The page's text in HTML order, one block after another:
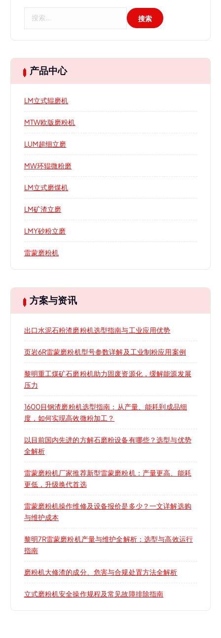
产品中心
LM立式辊磨机
MTW欧版磨粉机
LUM超细立磨
MW环辊微粉磨
LM立式磨煤机
LM矿渣立磨
LMY砂粉立磨
雷蒙磨粉机
方案与资讯
出口水泥石粉渣磨粉机选型指南与工业应用优势
页岩6R雷蒙磨粉机型号参数详解及工业制粉应用案例
黎明重工煤矿石磨粉机助力固废资源化，缓解能源发展
压力
1600目钢渣磨粉机选型指南：从产量、能耗到成品细
度，如何实现高效微粉加工？
以目前国内先进的方解石磨粉设备有哪些？选型与优势
全解析
雷蒙磨粉机厂家推荐新型雷蒙磨粉机：产量更高、能耗
更低，升级换代首选
雷蒙磨粉机操作维修及设备报价是多少？一文详解选购
与维护成本
黎明7R雷蒙磨粉机产量与维护全解析：选型与高效运行
指南
磨粉机大修渣的成分、危害与合规处置方法全解析
立式磨粉机安全操作规程及常见故障排除指南